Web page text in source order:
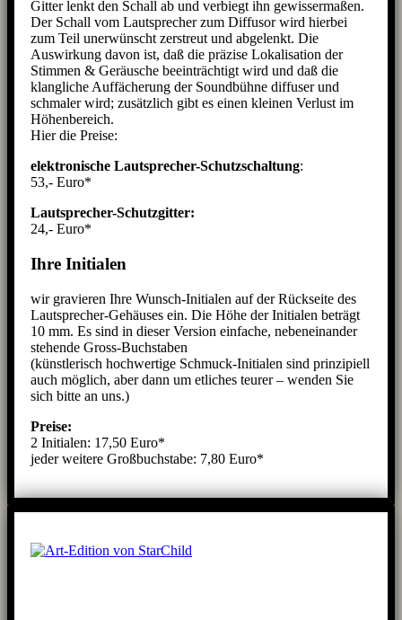
Gitter lenkt den Schall ab und verbiegt ihn gewissermaßen.
Der Schall vom Lautsprecher zum Diffusor wird hierbei
zum Teil unerwünscht zerstreut und abgelenkt. Die
Auswirkung davon ist, daß die präzise Lokalisation der
Stimmen & Geräusche beeinträchtigt wird und daß die
klangliche Auffächerung der Soundbühne diffuser und
schmaler wird; zusätzlich gibt es einen kleinen Verlust im
Höhenbereich.
Hier die Preise:
elektronische Lautsprecher-Schutzschaltung:
53,- Euro*
Lautsprecher-Schutzgitter:
24,- Euro*
Ihre Initialen
wir gravieren Ihre Wunsch-Initialen auf der Rückseite des
Lautsprecher-Gehäuses ein. Die Höhe der Initialen beträgt
10 mm. Es sind in dieser Version einfache, nebeneinander
stehende Gross-Buchstaben
(künstlerisch hochwertige Schmuck-Initialen sind prinzipiell
auch möglich, aber dann um etliches teurer – wenden Sie
sich bitte an uns.)
Preise:
2 Initialen: 17,50 Euro*
jeder weitere Großbuchstabe: 7,80 Euro*